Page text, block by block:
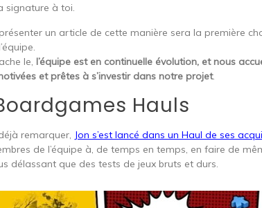
signature à toi.
présenter un article de cette manière sera la première
le, l’équipe est en continuelle évolution, et nous
et prêtes à s’investir dans notre projet.
Hauls
remarquer, Jon s’est lancé dans un Haul de ses
de l’équipe à, de temps en temps, en faire de
délassant que des tests de jeux bruts et durs.